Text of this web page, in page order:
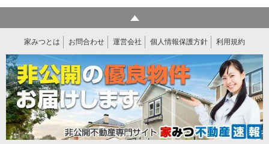
家みつとは お問合わせ 運営会社 個人情報保護方針 利用規約